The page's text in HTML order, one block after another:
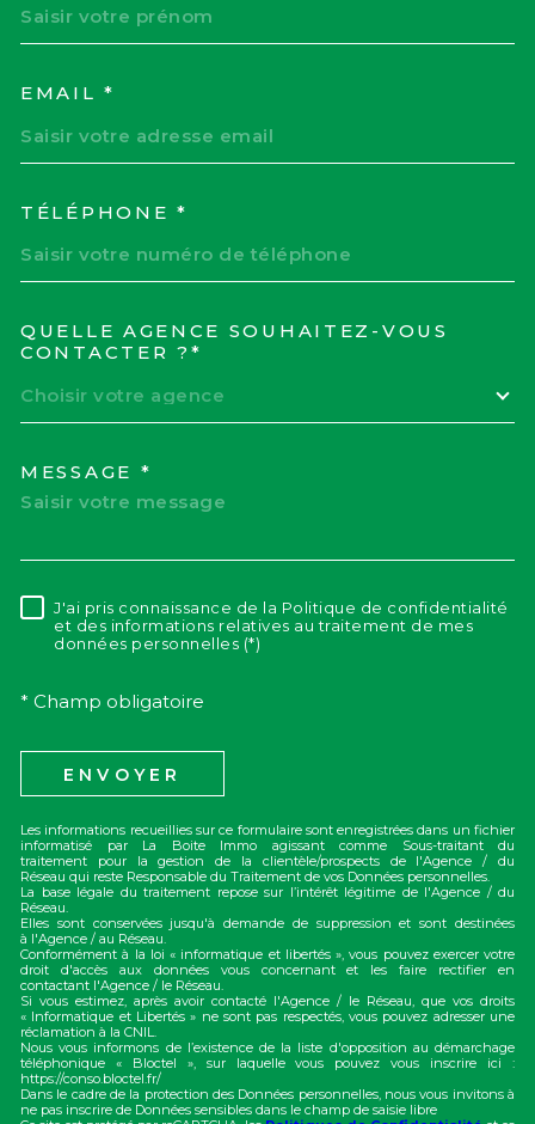
EMAIL *
TÉLÉPHONE *
QUELLE AGENCE SOUHAITEZ-VOUS
CONTACTER ?*
Choisir votre agence
MESSAGE *
RÈGLEMENTATION
J'ai pris connaissance de la Politique de confidentialité
et des informations relatives au traitement de mes
données personnelles (*)
* Champ obligatoire
ENVOYER
Les informations recueillies sur ce formulaire sont enregistrées dans un fichier
informatisé par La Boite Immo agissant comme Sous-traitant du
traitement pour la gestion de la clientèle/prospects de l'Agence / du
Réseau qui reste Responsable du Traitement de vos Données personnelles.
La base légale du traitement repose sur l’intérêt légitime de l'Agence / du
Réseau.
Elles sont conservées jusqu'à demande de suppression et sont destinées
à l'Agence / au Réseau.
Conformément à la loi « informatique et libertés », vous pouvez exercer votre
droit d'accès aux données vous concernant et les faire rectifier en
contactant l'Agence / le Réseau.
Si vous estimez, après avoir contacté l'Agence / le Réseau, que vos droits
« Informatique et Libertés » ne sont pas respectés, vous pouvez adresser une
réclamation à la CNIL.
Nous vous informons de l’existence de la liste d'opposition au démarchage
téléphonique « Bloctel », sur laquelle vous pouvez vous inscrire ici :
https://conso.bloctel.fr/
Dans le cadre de la protection des Données personnelles, nous vous invitons à
ne pas inscrire de Données sensibles dans le champ de saisie libre